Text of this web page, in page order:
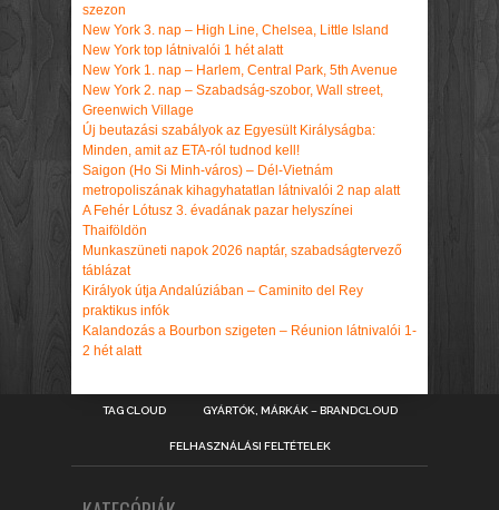
szezon
New York 3. nap – High Line, Chelsea, Little Island
New York top látnivalói 1 hét alatt
New York 1. nap – Harlem, Central Park, 5th Avenue
New York 2. nap – Szabadság-szobor, Wall street,
Greenwich Village
Új beutazási szabályok az Egyesült Királyságba:
Minden, amit az ETA-ról tudnod kell!
Saigon (Ho Si Minh-város) – Dél-Vietnám
metropoliszának kihagyhatatlan látnivalói 2 nap alatt
A Fehér Lótusz 3. évadának pazar helyszínei
Thaiföldön
Munkaszüneti napok 2026 naptár, szabadságtervező
táblázat
Királyok útja Andalúziában – Caminito del Rey
praktikus infók
Kalandozás a Bourbon szigeten – Réunion látnivalói 1-
2 hét alatt
TAG CLOUD GYÁRTÓK, MÁRKÁK – BRANDCLOUD
FELHASZNÁLÁSI FELTÉTELEK